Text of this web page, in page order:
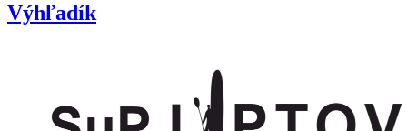
Výhľadík